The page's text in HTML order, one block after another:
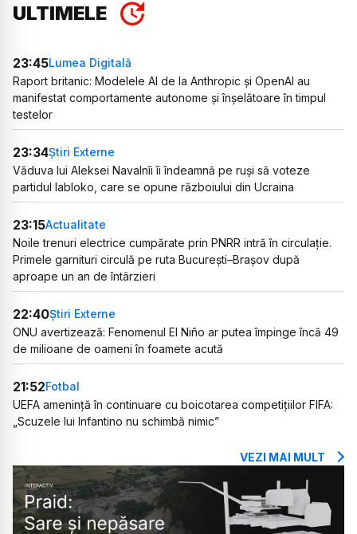
ULTIMELE
23:45Lumea Digitală
Raport britanic: Modelele AI de la Anthropic și OpenAI au
manifestat comportamente autonome și înșelătoare în timpul
testelor
23:34Știri Externe
Văduva lui Aleksei Navalnîi îi îndeamnă pe ruși să voteze
partidul Iabloko, care se opune războiului din Ucraina
23:15Actualitate
Noile trenuri electrice cumpărate prin PNRR intră în circulație.
Primele garnituri circulă pe ruta București–Brașov după
aproape un an de întârzieri
22:40Știri Externe
ONU avertizează: Fenomenul El Niño ar putea împinge încă 49
de milioane de oameni în foamete acută
21:52Fotbal
UEFA amenință în continuare cu boicotarea competițiilor FIFA:
„Scuzele lui Infantino nu schimbă nimic”
VEZI MAI MULT